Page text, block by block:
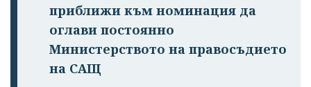
приближи към номинация да
оглави постоянно
Министерството на правосъдието
на САЩ